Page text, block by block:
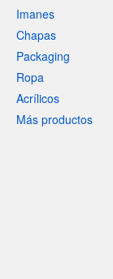
Imanes
Chapas
Packaging
Ropa
Acrílicos
Más productos